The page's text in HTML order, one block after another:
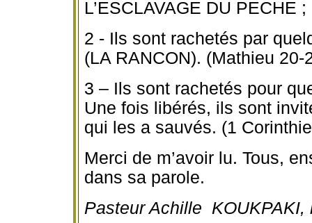
L’ESCLAVAGE DU PECHE ;
2 - Ils sont rachetés par
(LA RANCON). (Mathieu
3 – Ils sont rachetés pour
Une fois libérés, ils sont
qui les a sauvés. (1
Merci de m’avoir lu. Tous,
dans sa parole.
Pasteur Achille KOUKPAKI,